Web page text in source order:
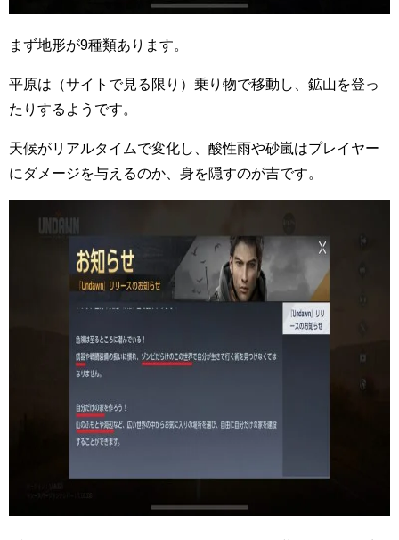
まず地形が9種類あります。
平原は（サイトで見る限り）乗り物で移動し、鉱山を登っ
たりするようです。
天候がリアルタイムで変化し、酸性雨や砂嵐はプレイヤー
にダメージを与えるのか、身を隠すのが吉です。